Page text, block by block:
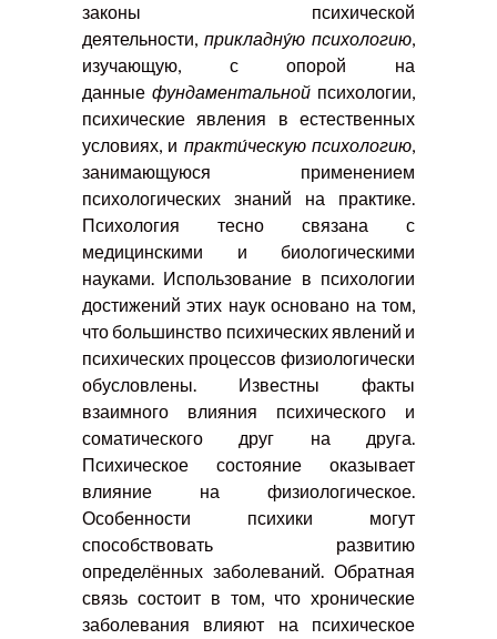
законы психической
деятельности, прикладну́ю психологию,
изучающую, с опорой на
данные фундаментальной психологии,
психические явления в естественных
условиях, и практи́ческую психологию,
занимающуюся применением
психологических знаний на практике.
Психология тесно связана с
медицинскими и биологическими
науками. Использование в психологии
достижений этих наук основано на том,
что большинство психических явлений и
психических процессов физиологически
обусловлены. Известны факты
взаимного влияния психического и
соматического друг на друга.
Психическое состояние оказывает
влияние на физиологическое.
Особенности психики могут
способствовать развитию
определённых заболеваний. Обратная
связь состоит в том, что хронические
заболевания влияют на психическое